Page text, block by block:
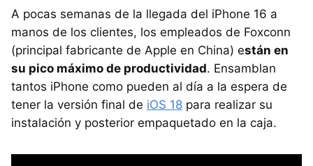
A pocas semanas de la llegada del iPhone 16 a
manos de los clientes, los empleados de Foxconn
(principal fabricante de Apple en China) están en
su pico máximo de productividad. Ensamblan
tantos iPhone como pueden al día a la espera de
tener la versión final de iOS 18 para realizar su
instalación y posterior empaquetado en la caja.